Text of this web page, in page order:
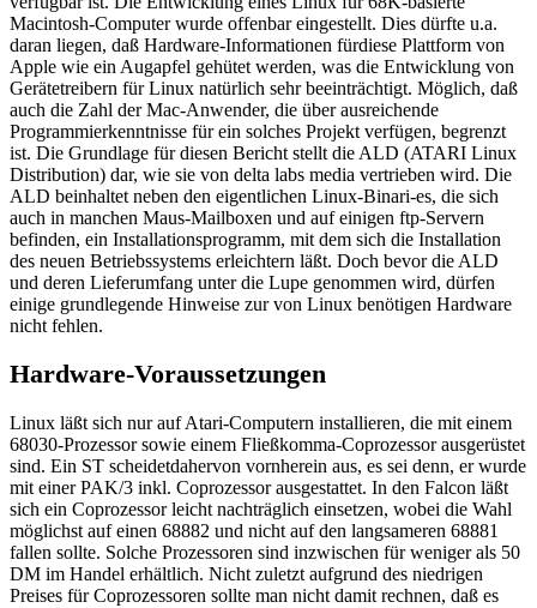
Macintosh-Computer wurde offenbar eingestellt. Dies dürfte u.a.
daran liegen, daß Hardware-Informationen fürdiese Plattform von
Apple wie ein Augapfel gehütet werden, was die Entwicklung von
Gerätetreibern für Linux natürlich sehr beeinträchtigt. Möglich, daß
auch die Zahl der Mac-Anwender, die über ausreichende
Programmierkenntnisse für ein solches Projekt verfügen, begrenzt
ist. Die Grundlage für diesen Bericht stellt die ALD (ATARI Linux
Distribution) dar, wie sie von delta labs media vertrieben wird. Die
ALD beinhaltet neben den eigentlichen Linux-Binari-es, die sich
auch in manchen Maus-Mailboxen und auf einigen ftp-Servern
befinden, ein Installationsprogramm, mit dem sich die Installation
des neuen Betriebssystems erleichtern läßt. Doch bevor die ALD
und deren Lieferumfang unter die Lupe genommen wird, dürfen
einige grundlegende Hinweise zur von Linux benötigen Hardware
nicht fehlen.
Hardware-Voraussetzungen
Linux läßt sich nur auf Atari-Computern installieren, die mit einem
68030-Prozessor sowie einem Fließkomma-Coprozessor ausgerüstet
sind. Ein ST scheidetdahervon vornherein aus, es sei denn, er wurde
mit einer PAK/3 inkl. Coprozessor ausgestattet. In den Falcon läßt
sich ein Coprozessor leicht nachträglich einsetzen, wobei die Wahl
möglichst auf einen 68882 und nicht auf den langsameren 68881
fallen sollte. Solche Prozessoren sind inzwischen für weniger als 50
DM im Handel erhältlich. Nicht zuletzt aufgrund des niedrigen
Preises für Coprozessoren sollte man nicht damit rechnen, daß es